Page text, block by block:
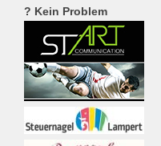
? Kein Problem